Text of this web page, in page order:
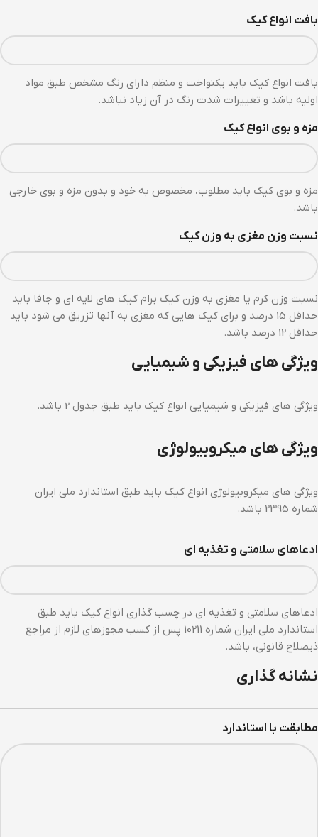
بافت انواع کیک
بافت انواع کیک باید یکنواخت و منظم دارای رنگ مشخص طبق مواد
اولیه باشد و تغییرات شدت رنگ در آن زیاد نباشد.
مزه و بوی انواع کیک
مزه و بوی کیک باید مطلوب، مخصوص به خود و بدون مزه و بوی خارجی
باشد.
نسبت وزن مغزی به وزن کیک
نسبت وزن کرم یا مغزی به وزن کیک برام کیک های لایه ای و جافا باید
حداقل 15 درصد و برای کیک هایی که مغزی به آنها تزریق می شود باید
حداقل 12 درصد باشد.
ویژگی های فیزیکی و شیمیایی
ویژگی های فیزیکی و شیمیایی انواع کیک باید طبق جدول 2 باشد.
ویژگی های میکروبیولوژی
ویژگی های میکروبیولوژی انواع کیک باید طبق استاندارد ملی ایران
شماره 2395 باشد.
ادعاهای سلامتی و تغذیه ای
ادعاهای سلامتی و تغذیه ای در چسب گذاری انواع کیک باید طبق
استاندارد ملی ایران شماره 10211 پس از کسب مجوزهای لازم از مراجع
ذیصلاح قانونی، باشد.
نشانه گذاری
مطابقت با استاندارد